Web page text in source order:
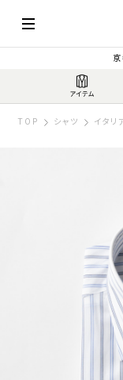
TOP シャツ イタ